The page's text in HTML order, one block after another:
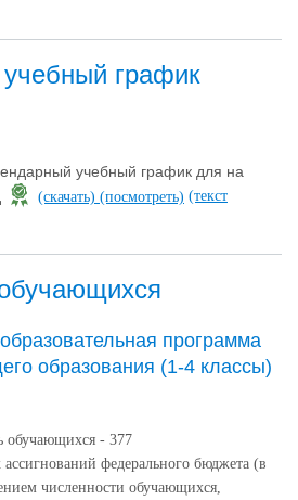
график
учебный график для на
(скачать) (посмотреть) (текст
программа
образования (1-4 классы)
обучающихся - 377
федерального бюджета (в
численности обучающихся,